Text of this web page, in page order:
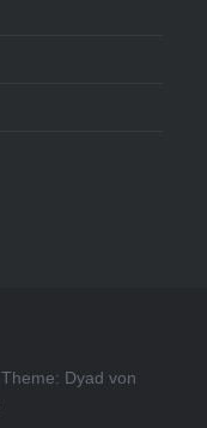
Theme: Dyad von